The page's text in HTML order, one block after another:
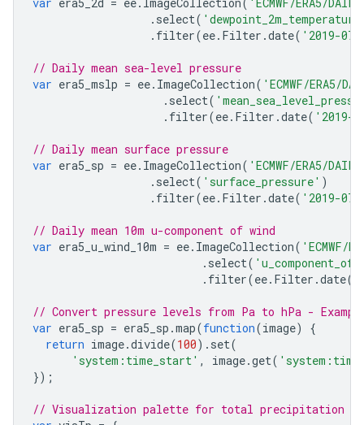
. select(
. filter(ee. Filter .date( '2019-
// Daily mean sea-level pressure
var era5_mslp = ee. ImageCollection( 'ECMWF/ERA5/
. select(
. filter(ee. Filter .date( '2019-
// Daily mean surface pressure
var era5_sp = ee. ImageCollection( 'ECMWF/ERA5/
. select( 'surface_pressure' )
. filter(ee. Filter .date( '2019-
// Daily mean 10m u-component of wind
var era5_u_wind_10m = ee. ImageCollection( 'ECMWF/
. select(
. filter(ee. Filter .date(
// Convert pressure levels from Pa to hPa -
var era5_sp = era5_sp .map(function(image)
{
return image.divide(100). set(
'system:time_start' , image.get(
});
// Visualization palette for total precipitation